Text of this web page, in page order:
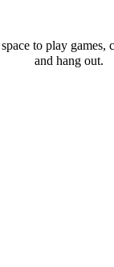
to play games,
and hang out.